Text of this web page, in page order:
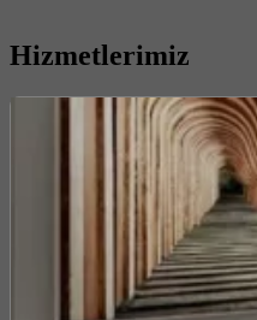
Hizmetlerimiz